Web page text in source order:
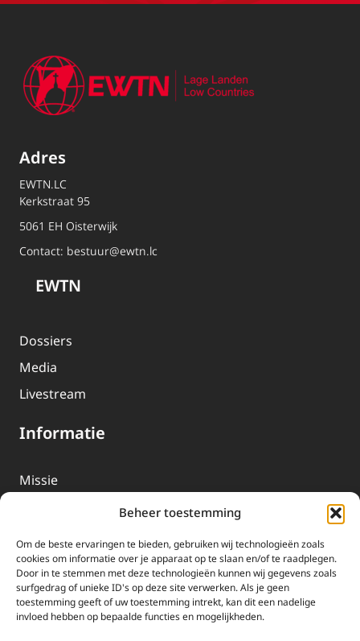
Beheer toestemming
Om de beste ervaringen te bieden, gebruiken wij technologieën zoals
cookies om informatie over je apparaat op te slaan en/of te raadplegen.
Door in te stemmen met deze technologieën kunnen wij gegevens zoals
surfgedrag of unieke ID's op deze site verwerken. Als je geen
toestemming geeft of uw toestemming intrekt, kan dit een nadelige
invloed hebben op bepaalde functies en mogelijkheden.
Adres
EWTN.LC
Kerkstraat 95
5061 EH Oisterwijk
Contact: bestuur@ewtn.lc
EWTN
Dossiers
Media
Livestream
Informatie
Missie
EWTN-Team
Organisatiegegevens
Doneren